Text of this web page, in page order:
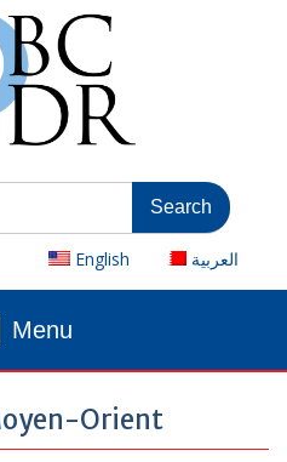
English
العربية
Menu
Orient